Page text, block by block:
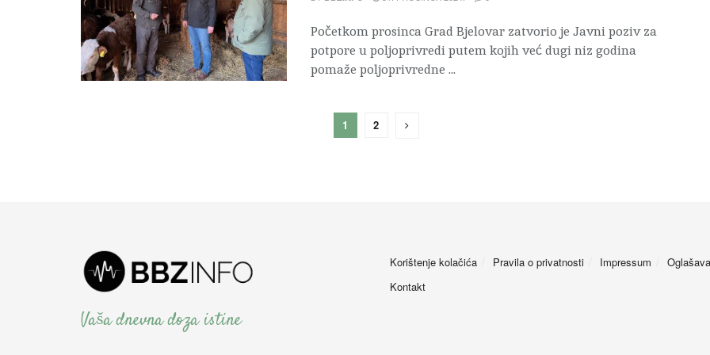
Početkom prosinca Grad Bjelovar zatvorio je Javni poziv za
potpore u poljoprivredi putem kojih već dugi niz godina
pomaže poljoprivredne ...
1 2
Vaša dnevna doza istine
Korištenje kolačića Pravila o privatnosti Impressum
Kontakt